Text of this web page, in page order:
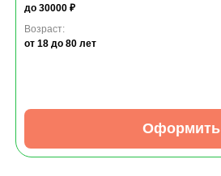
до 30000 ₽
Возраст:
от 18 до 80 лет
Оформить